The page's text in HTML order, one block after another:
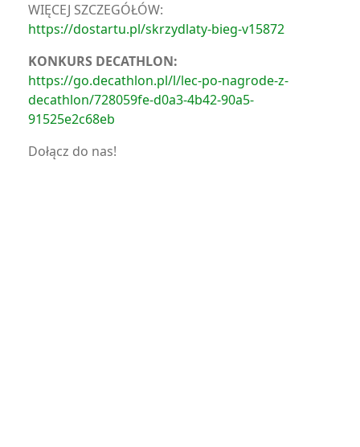
WIĘCEJ SZCZEGÓŁÓW:
https://dostartu.pl/skrzydlaty-bieg-v15872
KONKURS DECATHLON:
https://go.decathlon.pl/l/lec-po-nagrode-z-
decathlon/728059fe-d0a3-4b42-90a5-
91525e2c68eb
Dołącz do nas!